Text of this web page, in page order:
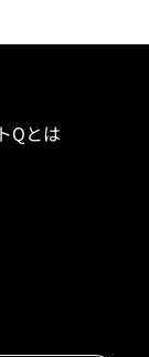
Qとは